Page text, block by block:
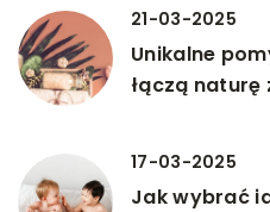
21-03-2025
Unikalne
łączą
17-03-2025
Jak wybrać